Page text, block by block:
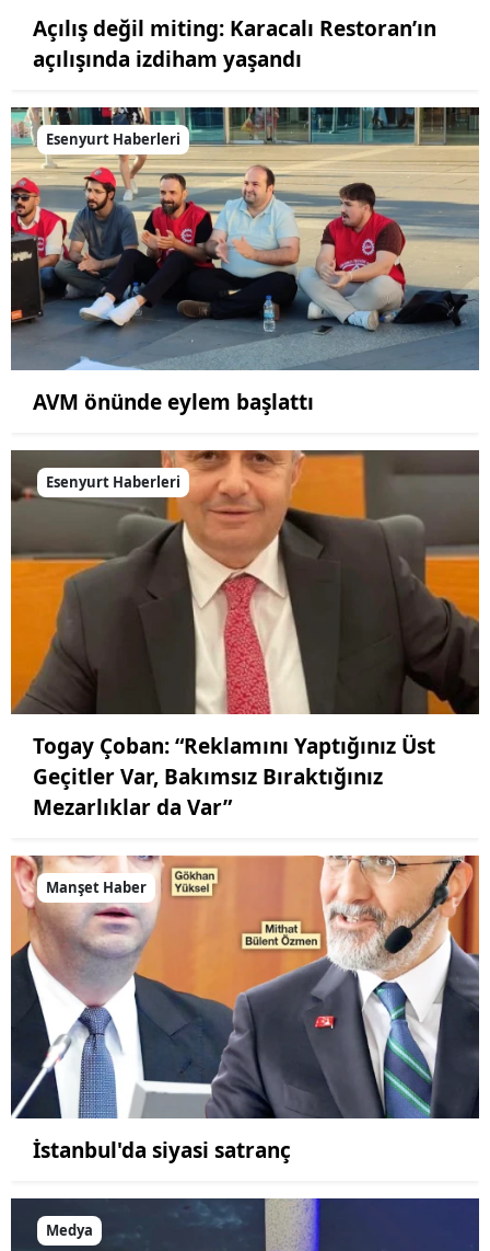
Açılış değil miting: Karacalı Restoran’ın
açılışında izdiham yaşandı
Esenyurt Haberleri
AVM önünde eylem başlattı
Esenyurt Haberleri
Togay Çoban: “Reklamını Yaptığınız Üst
Geçitler Var, Bakımsız Bıraktığınız
Mezarlıklar da Var”
Manşet Haber
İstanbul'da siyasi satranç
Medya